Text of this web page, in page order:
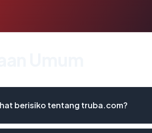
berisiko tentang truba.com?